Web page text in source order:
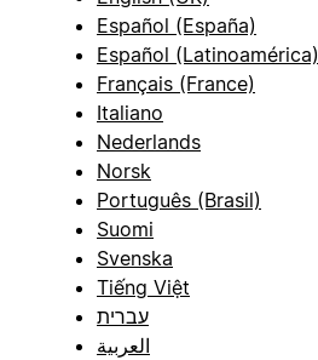
Español (España)
Español (Latinoamérica)
Français (France)
Italiano
Nederlands
Norsk
Português (Brasil)
Suomi
Svenska
Tiếng Việt
עברית
العربية